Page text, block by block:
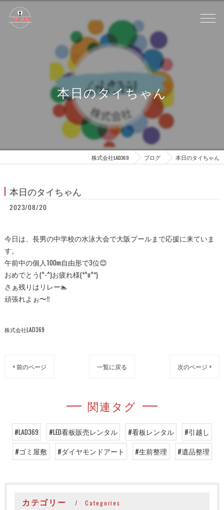
本日のタイちゃん
株式会社LAD369 ブログ 本日のタイちゃん
本日のタイちゃん
2023/08/20
今日は、長男の中学校の水泳大会で大阪プールまで応援に来ていま
す。
午前中の個人100m自由形で3位😊
おめでとう(^-^)お疲れ様(*^o^*)
さぁ残りはリレー🏊
頑張れよぉ〜‼️
株式会社LAD369
< 前のページ 一覧に戻る 次のページ >
関連タグ
#LAD369 #LED看板販売レンタル #看板レンタル
#引越し
#ゴミ屋敷
#ダイヤモンドアート #生前整理 #遺品整理
カテゴリー Categories